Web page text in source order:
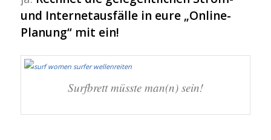
und Internetausfälle in eure „Online-
Planung“ mit ein!
Surfbrett müsste man(n) sein!